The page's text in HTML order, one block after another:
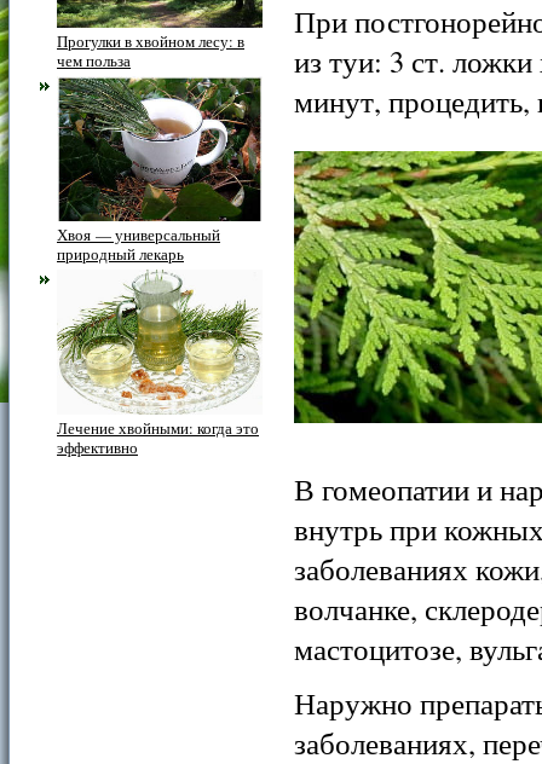
Прогулки в хвойном лесу: в
чем польза
Хвоя — универсальный
природный лекарь
Лечение хвойными: когда это
эффективно
При
из туи: 3 ст.
минут, про­цедить,
В гомеопатии и
внутрь при
заболеваниях
волчан­ке,
мастоцитозе,
Наружно
заболеваниях,